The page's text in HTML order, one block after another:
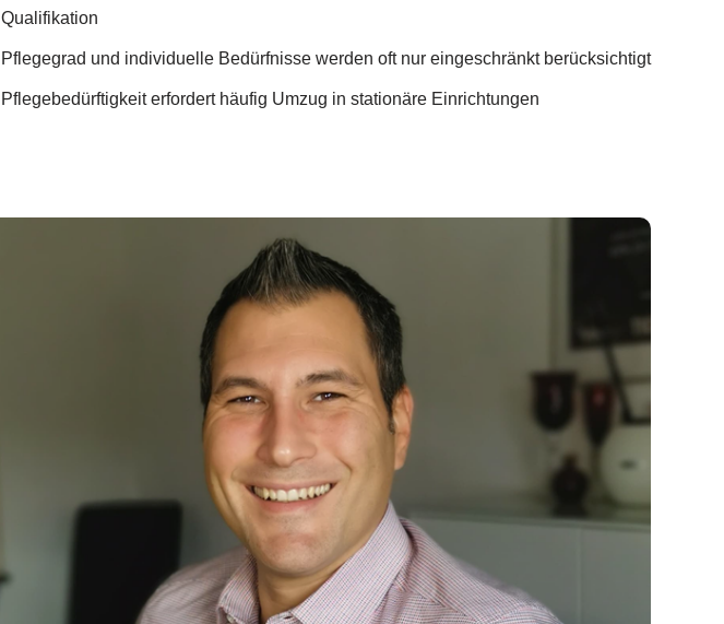
Qualifikation
Pflegegrad und individuelle Bedürfnisse werden oft nur eingeschränkt berücksichtigt
Pflegebedürftigkeit erfordert häufig Umzug in stationäre Einrichtungen